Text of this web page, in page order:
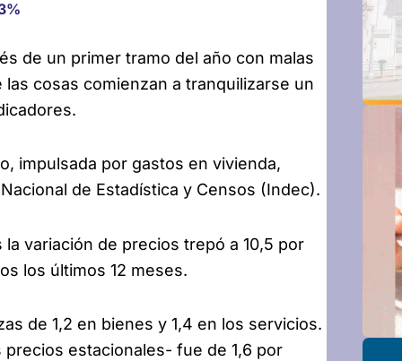
de un primer tramo del año con malas
cosas comienzan a tranquilizarse un
impulsada por gastos en vivienda,
de Estadística y Censos (Indec).
variación de precios trepó a 10,5 por
los últimos 12 meses.
de 1,2 en bienes y 1,4 en los servicios.
estacionales- fue de 1,6 por